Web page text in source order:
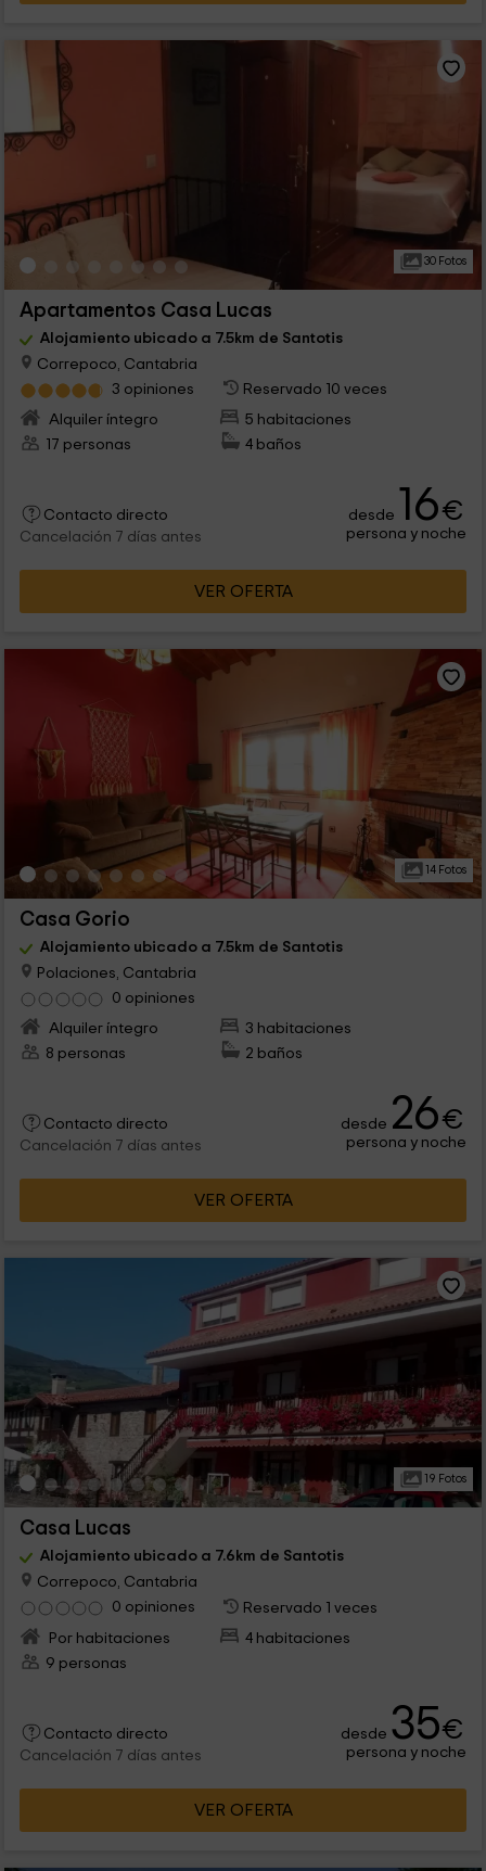
30 Fotos
Apartamentos Casa Lucas
Alojamiento ubicado a 7.5km de Santotis
Correpoco, Cantabria
3 opiniones
Reservado 10 veces
Alquiler íntegro
5 habitaciones
17 personas
4 baños
Contacto directo
Cancelación 7 días antes
desde 16€
persona y noche
VER OFERTA
14 Fotos
Casa Gorio
Alojamiento ubicado a 7.5km de Santotis
Polaciones, Cantabria
0 opiniones
Alquiler íntegro
3 habitaciones
8 personas
2 baños
Contacto directo
Cancelación 7 días antes
desde 26€
persona y noche
VER OFERTA
19 Fotos
Casa Lucas
Alojamiento ubicado a 7.6km de Santotis
Correpoco, Cantabria
0 opiniones
Reservado 1 veces
Por habitaciones
4 habitaciones
9 personas
Contacto directo
Cancelación 7 días antes
desde 35€
persona y noche
VER OFERTA